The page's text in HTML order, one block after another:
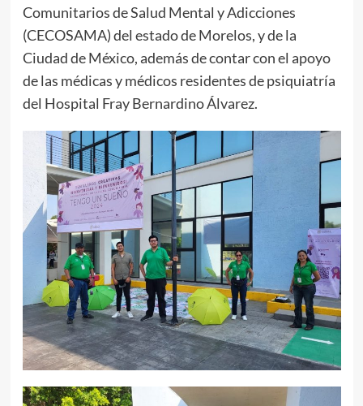
Comunitarios de Salud Mental y Adicciones
(CECOSAMA) del estado de Morelos, y de la
Ciudad de México, además de contar con el apoyo
de las médicas y médicos residentes de psiquiatría
del Hospital Fray Bernardino Álvarez.